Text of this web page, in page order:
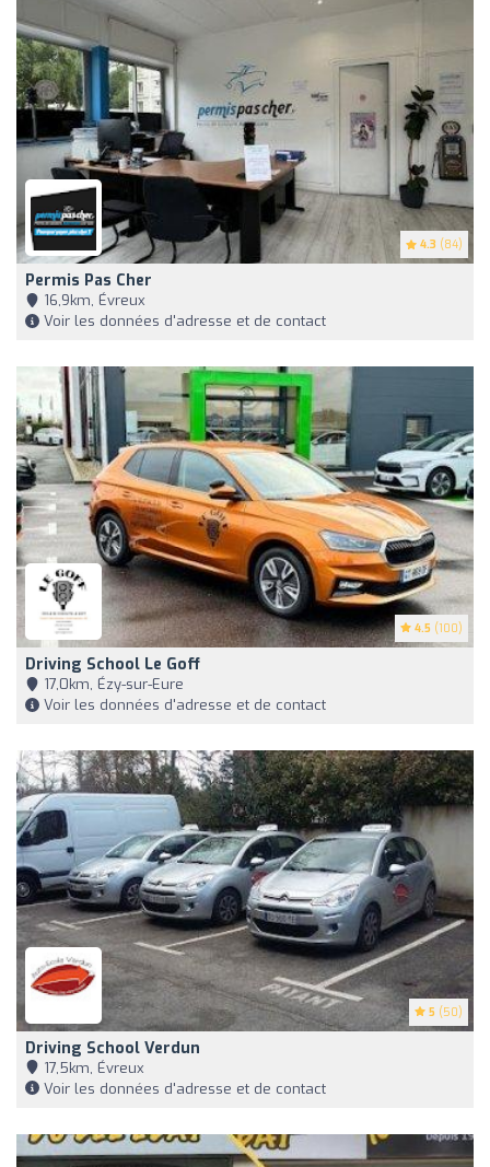
4.3 (84)
Permis Pas Cher
16,9km, Évreux
Voir les données d'adresse et de contact
4.5 (100)
Driving School Le Goff
17,0km, Ézy-sur-Eure
Voir les données d'adresse et de contact
5 (50)
Driving School Verdun
17,5km, Évreux
Voir les données d'adresse et de contact